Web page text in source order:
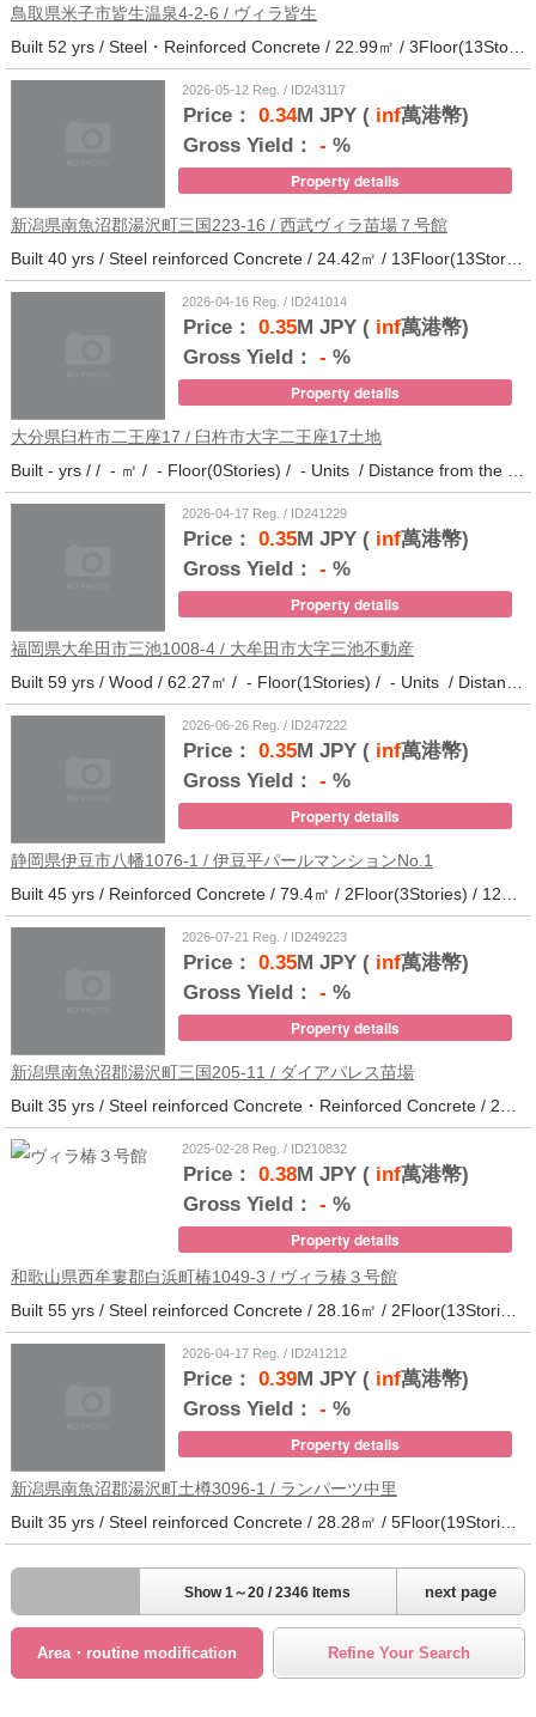
鳥取県米子市皆生温泉4-2-6 / ヴィラ皆生
Built 52 yrs / Steel・Reinforced Concrete / 22.99㎡ / 3Floor(13Stories) / 138Units / Distance from the station.
2026-05-12 Reg. / ID243117
Price： 0.34M JPY (inf萬港幣)
Gross Yield： - %
Property details
新潟県南魚沼郡湯沢町三国223-16 / 西武ヴィラ苗場７号館
Built 40 yrs / Steel reinforced Concrete / 24.42㎡ / 13Floor(13Stories) / 372Units / Distance from the station.
2026-04-16 Reg. / ID241014
Price： 0.35M JPY (inf萬港幣)
Gross Yield： - %
Property details
大分県臼杵市二王座17 / 臼杵市大字二王座17土地
2026-04-17 Reg. / ID241229
Price： 0.35M JPY (inf萬港幣)
Gross Yield： - %
Property details
福岡県大牟田市三池1008-4 / 大牟田市大字三池不動産
2026-06-26 Reg. / ID247222
Price： 0.35M JPY (inf萬港幣)
Gross Yield： - %
Property details
静岡県伊豆市八幡1076-1 / 伊豆平パールマンションNo.1
2026-07-21 Reg. / ID249223
Price： 0.35M JPY (inf萬港幣)
Gross Yield： - %
Property details
新潟県南魚沼郡湯沢町三国205-11 / ダイアパレス苗場
2025-02-28 Reg. / ID210832
Price： 0.38M JPY (inf萬港幣)
Gross Yield： - %
Property details
和歌山県西牟婁郡白浜町椿1049-3 / ヴィラ椿３号館
Built 55 yrs / Steel reinforced Concrete / 28.16㎡ / 2Floor(13Stories) / 73Units / Distance from the station.20
2026-04-17 Reg. / ID241212
Price： 0.39M JPY (inf萬港幣)
Gross Yield： - %
Property details
新潟県南魚沼郡湯沢町土樽3096-1 / ランパーツ中里
Built 35 yrs / Steel reinforced Concrete / 28.28㎡ / 5Floor(19Stories) / 309Units / Distance from the station.33
next page
Show 1～20 / 2346 Items
Area・routine modification Refine Your Search